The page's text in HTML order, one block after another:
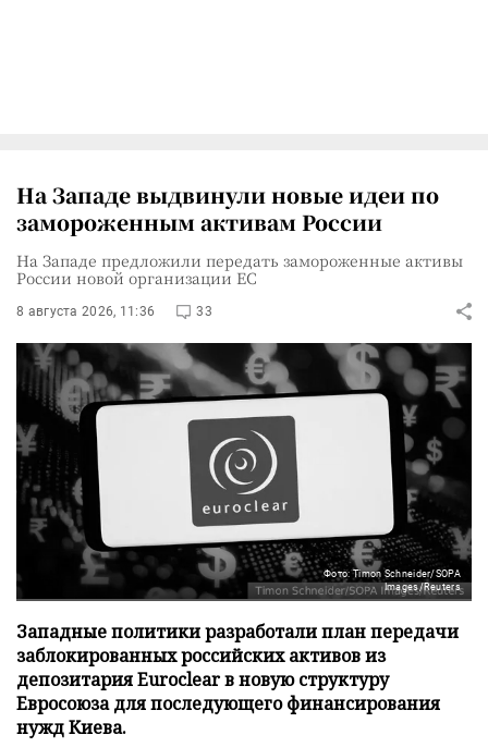
На Западе выдвинули новые идеи по
замороженным активам России
На Западе предложили передать замороженные активы
России новой организации ЕС
8 августа 2026, 11:36 33
Фото: Timon Schneider/SOPA
Images/Reuters
Западные политики разработали план передачи
заблокированных российских активов из
депозитария Euroclear в новую структуру
Евросоюза для последующего финансирования
нужд Киева.